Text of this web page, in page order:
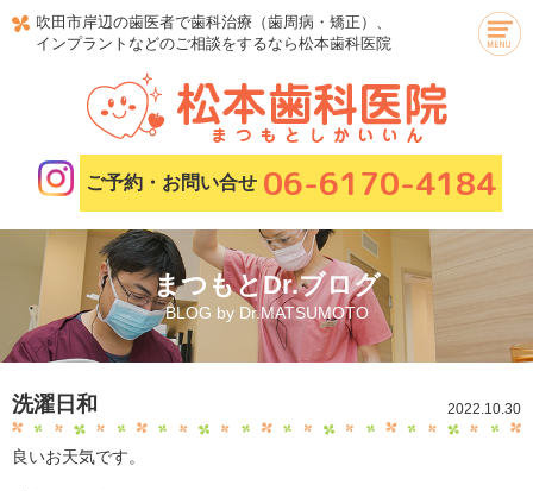
吹田市岸辺の歯医者で歯科治療（歯周病・矯正）、
インプラントなどのご相談をするなら松本歯科医院
ご予約・お問い合せ 06-6170-4184
まつもとDr.ブログ
BLOG by Dr.MATSUMOTO
2022.10.30
洗濯日和
良いお天気です。